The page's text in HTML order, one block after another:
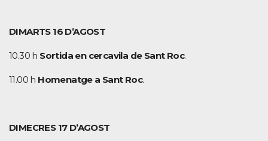
DIMARTS 16 D’AGOST
10.30 h Sortida en cercavila de Sant Roc.
11.00 h Homenatge a Sant Roc.
DIMECRES 17 D’AGOST